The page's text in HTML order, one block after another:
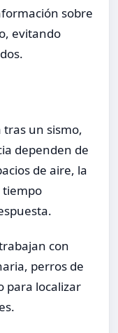
sobre
evitando
tras un sismo,
dependen de
de aire, la
tiempo
con
perros de
para localizar